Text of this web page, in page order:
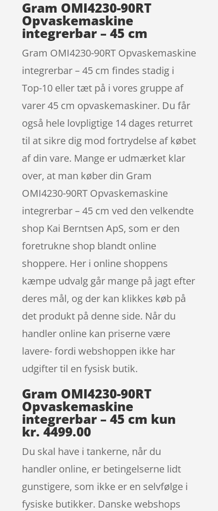
Gram OMI4230-90RT
Opvaskemaskine
integrerbar – 45 cm
Gram OMI4230-90RT Opvaskemaskine
integrerbar – 45 cm findes stadig i
Top-10 eller tæt på i vores gruppe af
varer 45 cm opvaskemaskiner. Du får
også hele lovpligtige 14 dages returret
til at sikre dig mod fortrydelse af købet
af din vare. Mange er udmærket klar
over, at man køber din Gram
OMI4230-90RT Opvaskemaskine
integrerbar – 45 cm ved den velkendte
shop Kai Berntsen ApS, som er den
foretrukne shop blandt online
shoppere. Her i online shoppens
kæmpe udvalg går mange på jagt efter
deres mål, og der kan klikkes køb på
det produkt på denne side. Når du
handler online kan priserne være
lavere- fordi webshoppen ikke har
udgifter til en fysisk butik.
Gram OMI4230-90RT
Opvaskemaskine
integrerbar – 45 cm kun
kr. 4499.00
Du skal have i tankerne, når du
handler online, er betingelserne lidt
gunstigere, som ikke er en selvfølge i
fysiske butikker. Danske webshops